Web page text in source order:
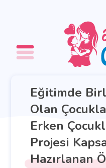
Eğitimde
Olan
Erken
Projesi
Hazırlanan